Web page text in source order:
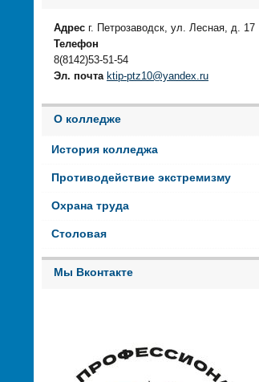
Адрес г. Петрозаводск, ул. Лесная, д. 17
Телефон
8(8142)53-51-54
Эл. почта ktip-ptz10@yandex.ru
О колледже
История колледжа
Противодействие экстремизму
Охрана труда
Столовая
Мы Вконтакте